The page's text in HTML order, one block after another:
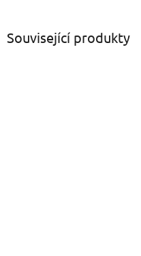
Související produkty